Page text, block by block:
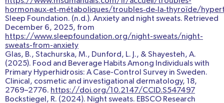
hormonaux‑et‑métaboliques/troubles‑de‑la‑thyroïde/
Sleep Foundation. (n.d.). Anxiety and night sweats. Retrieved
December 6, 2025, from
https://www.sleepfoundation.org/night-sweats/night-
sweats-from-anxiety
Glas, B., Stachurska, M., Dunford, L. J., & Shayesteh, A.
(2025). Food and Beverage Habits Among Individuals with
Primary Hyperhidrosis: A Case-Control Survey in Sweden.
Clinical, cosmetic and investigational dermatology, 18,
2769–2776. https://doi.org/10.2147/CCID.S547497
Bockstiegel, R. (2024). Night sweats. EBSCO Research